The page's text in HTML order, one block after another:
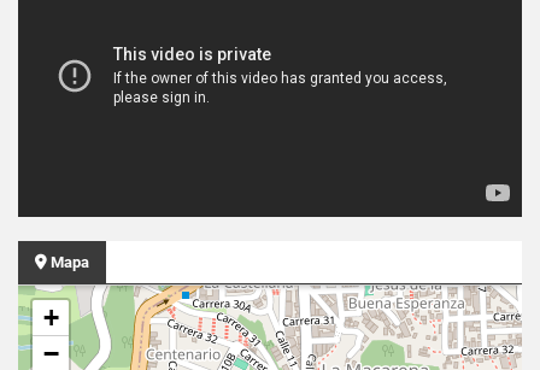
Mapa
+
−